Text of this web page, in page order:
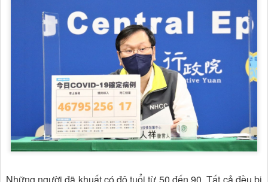
Những người đã khuất có độ tuổi từ 50 đến 90. Tất cả đều bị